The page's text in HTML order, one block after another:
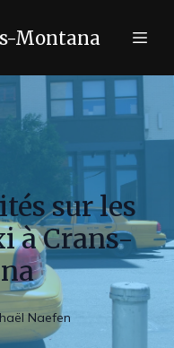
Montana
sur les
à Crans-
Naefen